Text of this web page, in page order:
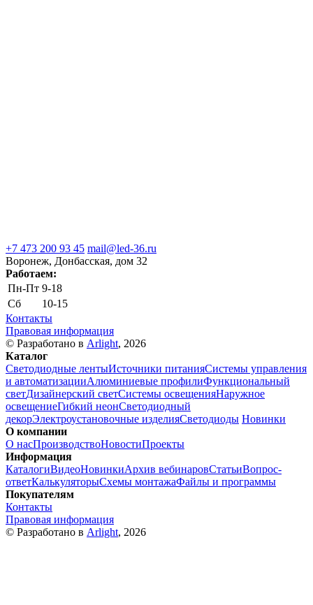
+7 473 200 93 45 mail@led-36.ru
Воронеж, Донбасская, дом 32
Работаем:
Пн-Пт 9-18
Сб
10-15
Контакты
Правовая информация
© Разработано в Arlight, 2026
Каталог
Светодиодные лентыИсточники питанияСистемы управления
и автоматизацииАлюминиевые профилиФункциональный
светДизайнерский светСистемы освещенияНаружное
освещениеГибкий неонСветодиодный
декорЭлектроустановочные изделияСветодиоды Новинки
О компании
О насПроизводствоНовостиПроекты
Информация
КаталогиВидеоНовинкиАрхив вебинаровСтатьиВопрос-
ответКалькуляторыСхемы монтажаФайлы и программы
Покупателям
Контакты
Правовая информация
© Разработано в Arlight, 2026